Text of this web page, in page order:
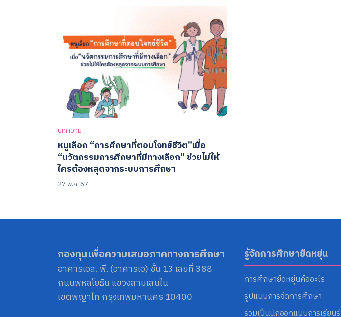
บทความ
หนูเลือก “การศึกษาที่ตอบโจทย์ชีวิต”เมื่อ
“นวัตกรรมการศึกษาที่มีทางเลือก” ช่วยไม่ให้
ใครต้องหลุดจากระบบการศึกษา
27 พ.ค. 67
กองทุนเพื่อความเสมอภาคทางการศึกษา
อาคารเอส. พี. (อาคารเอ) ชั้น 13 เลขที่ 388
ถนนพหลโยธิน แขวงสามเสนใน
เขตพญาไท กรุงเทพมหานคร 10400
รู้จักการศึกษายืดหยุ่น
การศึกษายืดหยุ่นคืออะไร
รูปแบบการจัดการศึกษา
ร่วมเป็นนักออกแบบการเรียนรู้